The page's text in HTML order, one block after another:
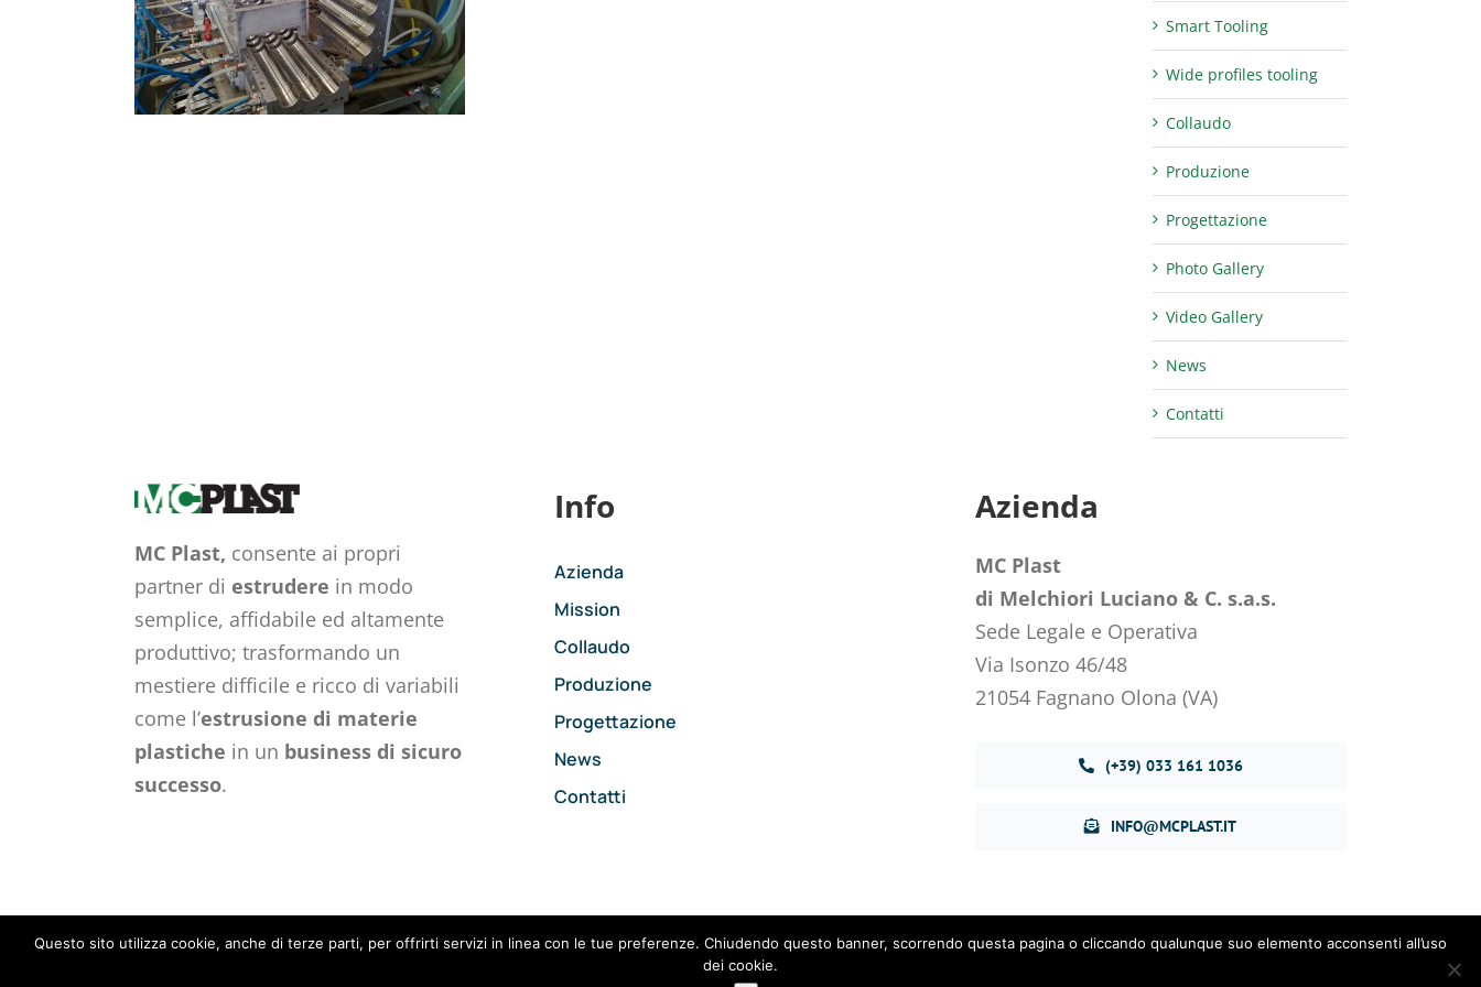
Smart Tooling
Wide profiles tooling
Collaudo
Produzione
Progettazione
Photo Gallery
Video Gallery
News
Contatti
MC Plast, consente ai propri
partner di estrudere in modo
semplice, affidabile ed altamente
produttivo; trasformando un
mestiere difficile e ricco di variabili
come l’estrusione di materie
plastiche in un business di sicuro
successo.
Info
Azienda
Mission
Collaudo
Produzione
Progettazione
News
Contatti
Azienda
MC Plast
di Melchiori Luciano & C. s.a.s.
Sede Legale e Operativa
Via Isonzo 46/48
21054 Fagnano Olona (VA)
(+39) 033 161 1036
INFO@MCPLAST.IT
© 2016 MC Plast Privacy Policy – Cookie Policy
Questo sito utilizza cookie, anche di terze parti, per offrirti servizi in linea con le tue preferenze. Chiudendo questo banner, scorrendo questa pagina o cliccando qualunque suo elemento acconsenti all’uso
dei cookie.